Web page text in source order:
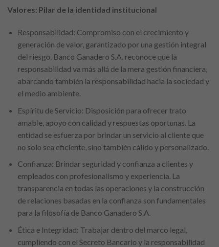
Valores: Pilar de la identidad institucional
Responsabilidad: Compromiso con el crecimiento y
generación de valor, garantizado por una gestión integral
del riesgo. Banco Ganadero S.A. reconoce que la
responsabilidad va más allá de la mera gestión financiera,
abarcando también la responsabilidad hacia la sociedad y
el medio ambiente.
Espíritu de Servicio: Disposición para ofrecer trato
amable, apoyo con calidad y respuestas oportunas. La
entidad se esfuerza por brindar un servicio al cliente que
no solo sea eficiente, sino también cálido y personalizado.
Confianza: Brindar seguridad y confianza a clientes y
empleados con profesionalismo y experiencia. La
transparencia en todas las operaciones y la construcción
de relaciones basadas en la confianza son fundamentales
para la filosofía de Banco Ganadero S.A.
Ética e Integridad: Trabajar dentro del marco legal,
cumpliendo con el Secreto Bancario y la responsabilidad